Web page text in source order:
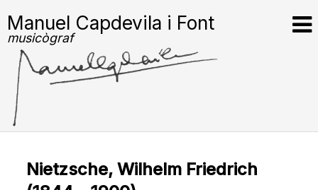
Manuel Capdevila i Font
musicògraf
Nietzsche, Wilhelm Friedrich